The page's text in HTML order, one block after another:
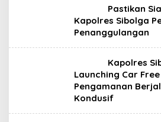
Pastikan
Kapolres Sibolga
Penanggulangan
Kapolres
Launching Car
Pengamanan
Kondusif